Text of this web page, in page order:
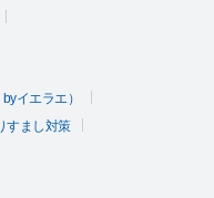
イエラエ）
すまし対策